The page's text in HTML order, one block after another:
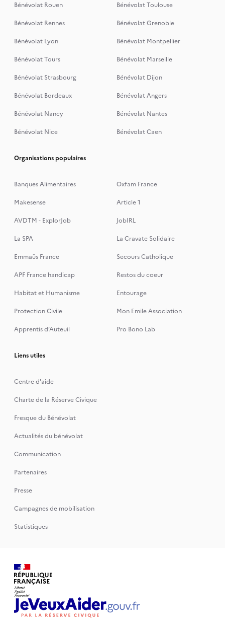
Bénévolat Rouen
Bénévolat Toulouse
Bénévolat Rennes
Bénévolat Grenoble
Bénévolat Lyon
Bénévolat Montpellier
Bénévolat Tours
Bénévolat Marseille
Bénévolat Strasbourg
Bénévolat Dijon
Bénévolat Bordeaux
Bénévolat Angers
Bénévolat Nancy
Bénévolat Nantes
Bénévolat Nice
Bénévolat Caen
Organisations populaires
Banques Alimentaires
Oxfam France
Makesense
Article 1
AVDTM - ExplorJob
JobIRL
La SPA
La Cravate Solidaire
Emmaüs France
Secours Catholique
APF France handicap
Restos du coeur
Habitat et Humanisme
Entourage
Protection Civile
Mon Emile Association
Apprentis d’Auteuil
Pro Bono Lab
Liens utiles
Centre d'aide
Charte de la Réserve Civique
Fresque du Bénévolat
Actualités du bénévolat
Communication
Partenaires
Presse
Campagnes de mobilisation
Statistiques